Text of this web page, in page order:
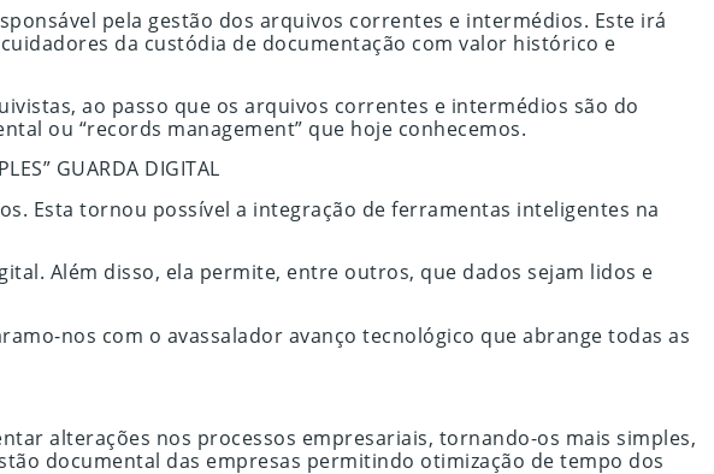
pela gestão dos arquivos correntes e intermédios. Este irá
da custódia de documentação com valor histórico e
ao passo que os arquivos correntes e intermédios são do
ou “records management” que hoje conhecemos.
GUARDA DIGITAL
Esta tornou possível a integração de ferramentas inteligentes na
Além disso, ela permite, entre outros, que dados sejam lidos e
nos com o avassalador avanço tecnológico que abrange todas as
alterações nos processos empresariais, tornando-os mais simples,
documental das empresas permitindo otimização de tempo dos